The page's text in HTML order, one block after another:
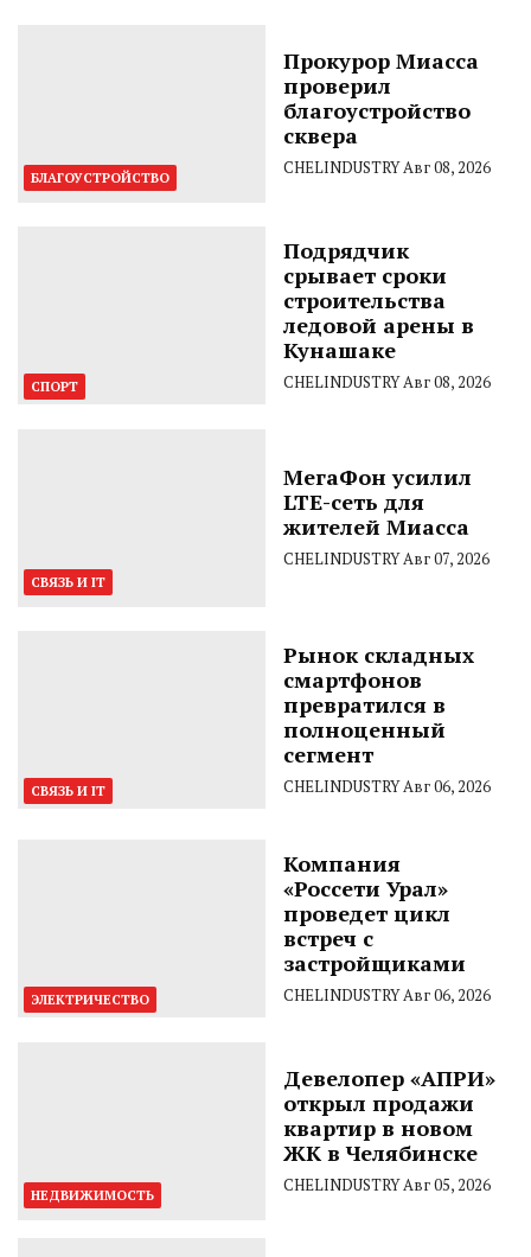
БЛАГОУСТРОЙСТВО
Прокурор Миасса
проверил
благоустройство
сквера
CHELINDUSTRYАвг 08, 2026
СПОРТ
Подрядчик
срывает сроки
строительства
ледовой арены в
Кунашаке
CHELINDUSTRYАвг 08, 2026
СВЯЗЬ И IT
МегаФон усилил
LTE-сеть для
жителей Миасса
CHELINDUSTRYАвг 07, 2026
СВЯЗЬ И IT
Рынок складных
смартфонов
превратился в
полноценный
сегмент
CHELINDUSTRYАвг 06, 2026
ЭЛЕКТРИЧЕСТВО
Компания
«Россети Урал»
проведет цикл
встреч с
застройщиками
CHELINDUSTRYАвг 06, 2026
НЕДВИЖИМОСТЬ
Девелопер «АПРИ»
открыл продажи
квартир в новом
ЖК в Челябинске
CHELINDUSTRYАвг 05, 2026